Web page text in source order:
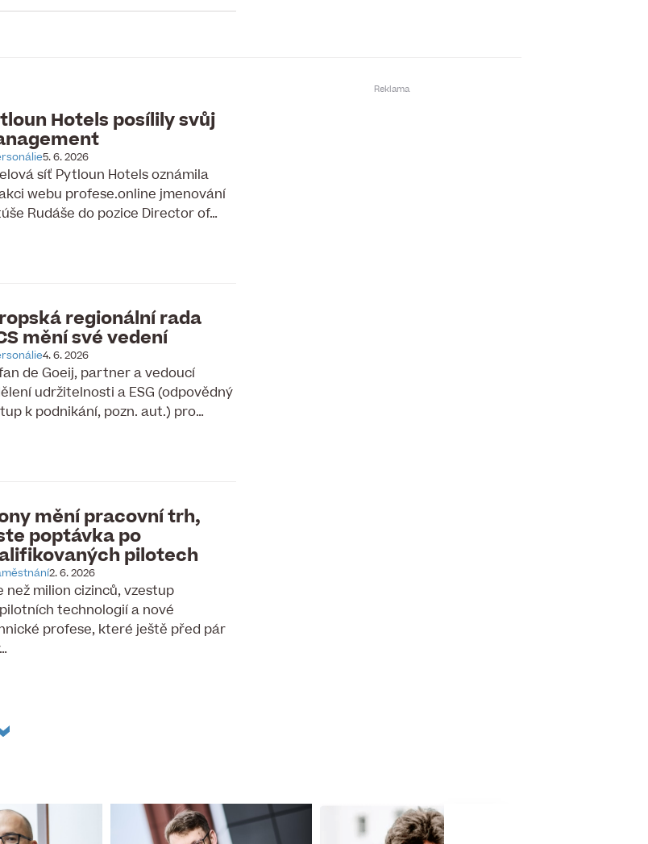
Hotels posílily svůj
5. 6. 2026
síť Pytloun Hotels oznámila
webu profese.online jmenování
Rudáše do pozice Director of…
regionální rada
mění své vedení
4. 6. 2026
de Goeij, partner a vedoucí
udržitelnosti a ESG (odpovědný
k podnikání, pozn. aut.) pro…
mění pracovní trh,
poptávka po
pilotech
2. 6. 2026
než milion cizinců, vzestup
technologií a nové
profese, které ještě před pár